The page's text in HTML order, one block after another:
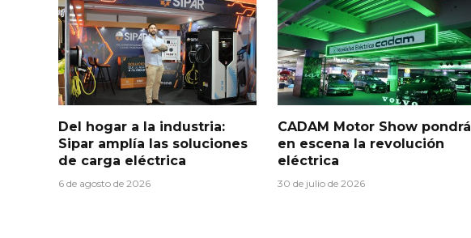
Del hogar a la industria:
Sipar amplía las soluciones
de carga eléctrica
6 de agosto de 2026
CADAM Motor Show pondrá
en escena la revolución
eléctrica
30 de julio de 2026